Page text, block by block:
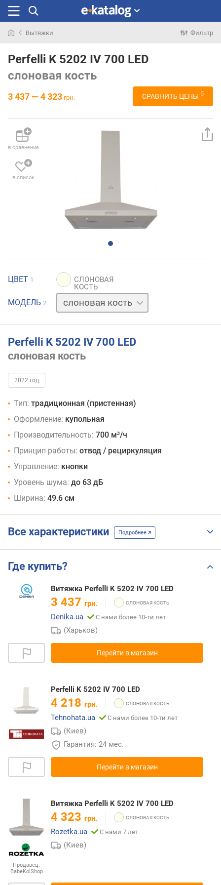
раньше
Вытяжки Фильтр
Perfelli K 5202 IV 700 LED
слоновая кость
3 437 — 4 323 грн. СРАВНИТЬ ЦЕНЫ 5
в сравнение
в список
ЦВЕТ 1
МОДЕЛЬ 2
черный
Perfelli K 5202 IV 700 LED
слоновая кость
2022 год
Тип: традиционная (пристенная)
Оформление: купольная
Производительность: 700 м³/ч
Принцип работы: отвод / рециркуляция
Управление: кнопки
Уровень шума: до 63 дБ
Ширина: 49.6 см
Все характеристики Подробнее
Где купить?
Витяжка Perfelli K 5202 IV 700 LED
3 437 грн.
Denika.ua
С нами более 10-ти лет
(Харьков)
Перейти в магазин
Perfelli K 5202 IV 700 LED
4 218 грн.
Tehnohata.ua
С нами более 10-ти лет
(Киев)
Гарантия: 24 мес.
Перейти в магазин
Продавец:
BabeKolShop
Витяжка Perfelli K 5202 IV 700 LED
4 323 грн.
Rozetka.ua
С нами 7 лет
(Киев)